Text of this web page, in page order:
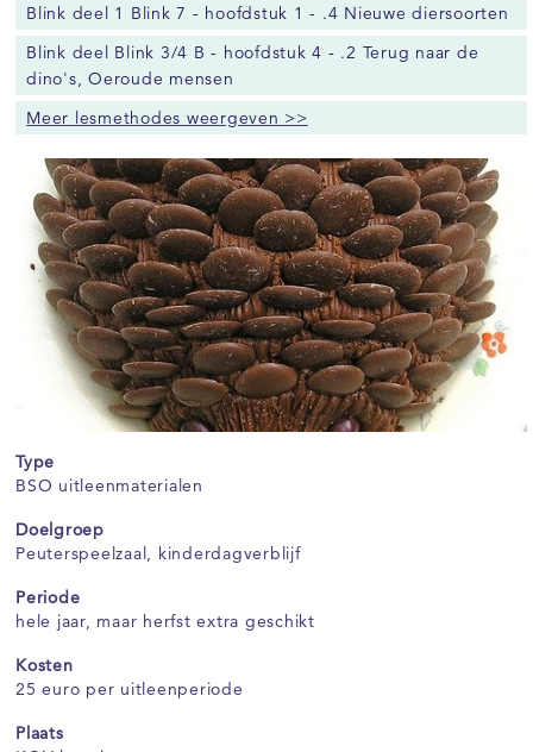
Blink deel 1 Blink 7 - hoofdstuk 1 - .4 Nieuwe diersoorten
Blink deel Blink 3/4 B - hoofdstuk 4 - .2 Terug naar de
dino's, Oeroude mensen
Meer lesmethodes weergeven >>
Type
BSO uitleenmaterialen
Doelgroep
Peuterspeelzaal, kinderdagverblijf
Periode
hele jaar, maar herfst extra geschikt
Kosten
25 euro per uitleenperiode
Plaats